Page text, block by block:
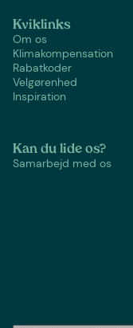
Kviklinks
Om os
Klimakompensation
Rabatkoder
Velgørenhed
Inspiration
Kan du lide os?
Samarbejd med os